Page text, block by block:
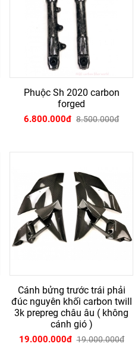
Phuộc Sh 2020 carbon
forged
6.800.000đ 8.500.000đ
Cánh bửng trước trái phải
đúc nguyên khối carbon twill
3k prepreg châu âu ( không
cánh gió )
19.000.000đ 19.000.000đ